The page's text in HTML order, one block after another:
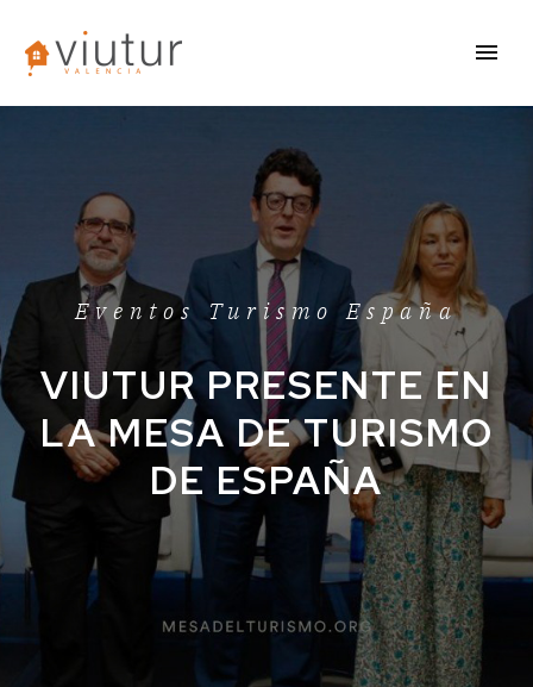
Eventos Turismo España
VIUTUR PRESENTE EN
LA MESA DE TURISMO
DE ESPAÑA